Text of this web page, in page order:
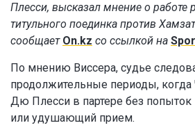
Плесси, высказал мнение о работе
титульного поединка против
сообщает On.kz со ссылкой на
По мнению Виссера, судье
продолжительные периоды,
Дю Плесси в партере без попыток
или удушающий прием.